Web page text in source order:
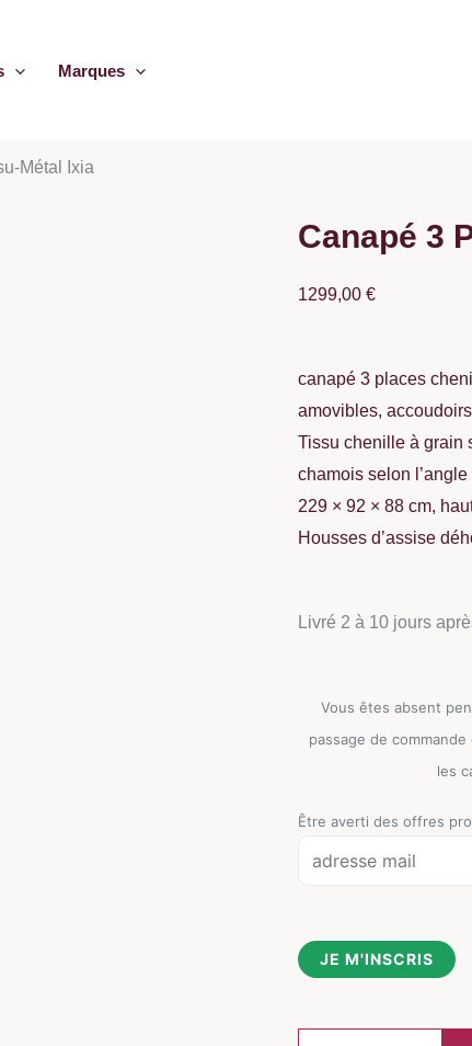
Marques
Métal Ixia
Canapé 3
1299,00 €
canapé 3 places
amovibles,
Tissu chenille à grain
chamois selon
229 × 92 × 88 cm,
Housses d’assise
Livré 2 à 10 jours
Vous êtes absent
passage de
les
Être averti des offres
m
i
JE M'INSCRIS